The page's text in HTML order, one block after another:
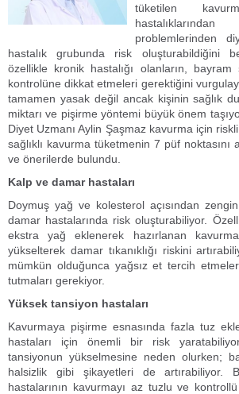
tüketilen
problemlerinden
hastalık grubunda risk oluşturabildiğini
özellikle kronik hastalığı olanların, bayram
kontrolüne dikkat etmeleri gerektiğini
tamamen yasak değil ancak kişinin sağlık
miktarı ve pişirme yöntemi büyük önem
Diyet Uzmanı Aylin Şaşmaz kavurma için riskli
sağlıklı kavurma tüketmenin 7 püf noktasını
ve önerilerde bulundu.
Kalp ve damar hastaları
Doymuş yağ ve kolesterol açısından
damar hastalarında risk oluşturabiliyor.
ekstra yağ eklenerek hazırlanan
yükselterek damar tıkanıklığı riskini
mümkün olduğunca yağsız et tercih
tutmaları gerekiyor.
Yüksek tansiyon hastaları
Kavurmaya pişirme esnasında fazla tuz
hastaları için önemli bir risk
tansiyonun yükselmesine neden olurken;
halsizlik gibi şikayetleri de artırabiliyor.
hastalarının kavurmayı az tuzlu ve